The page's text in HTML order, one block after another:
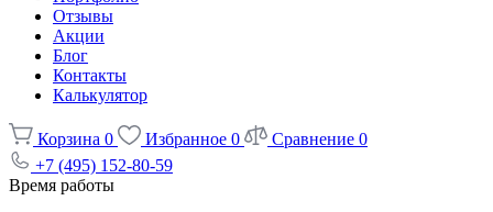
Отзывы
Акции
Блог
Контакты
Калькулятор
Корзина 0 Избранное 0 Сравнение 0
+7 (495) 152-80-59
Время работы